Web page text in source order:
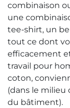
combinaison
une
tee-shirt, un
tout ce dont
efficacement
travail pour
coton,
(dans le milieu
du bâtiment).